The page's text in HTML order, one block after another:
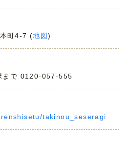
町4-7 (地図)
まで 0120-057-555
takinou_seseragi